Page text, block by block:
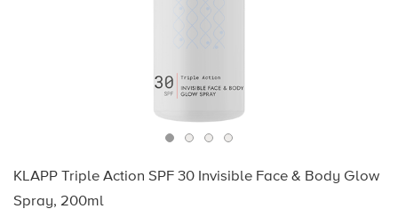
KLAPP Triple Action SPF 30 Invisible Face & Body Glow
Spray, 200ml